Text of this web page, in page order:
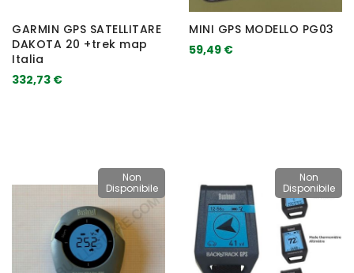
GARMIN GPS SATELLITARE
DAKOTA 20 +trek map
Italia
332,73 €
MINI GPS MODELLO PG03
59,49 €
Non
Disponibile
Non
Disponibile